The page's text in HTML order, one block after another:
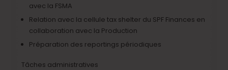
avec la FSMA
Relation avec la cellule tax shelter du SPF Finances en
collaboration avec la Production
Préparation des reportings périodiques
Tâches administratives